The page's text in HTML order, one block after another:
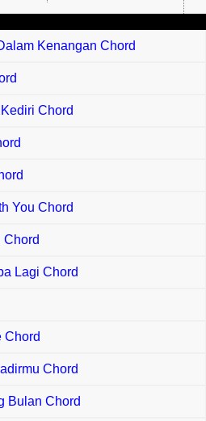
Kenangan Chord
Chord
You Chord
Chord
Lagi Chord
Chord
Chord
Bulan Chord